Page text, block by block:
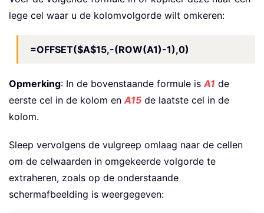
lege cel waar u de kolomvolgorde wilt omkeren:
=OFFSET($A$15,-(ROW(A1)-1),0)
Opmerking: In de bovenstaande formule is A1 de
eerste cel in de kolom en A15 de laatste cel in de
kolom.
Sleep vervolgens de vulgreep omlaag naar de cellen
om de celwaarden in omgekeerde volgorde te
extraheren, zoals op de onderstaande
schermafbeelding is weergegeven: